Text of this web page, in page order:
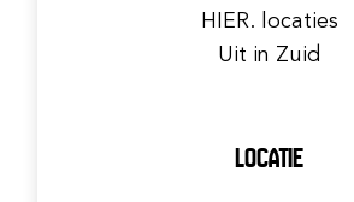
HIER. locaties
Uit in Zuid
LOCATIE